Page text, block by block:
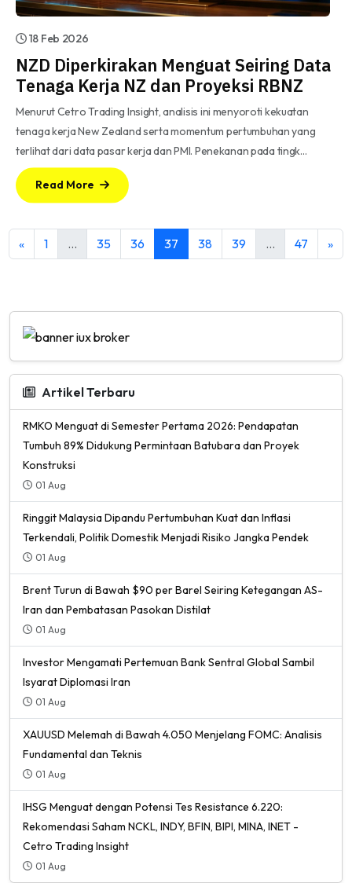
18 Feb 2026
NZD Diperkirakan Menguat Seiring Data
Tenaga Kerja NZ dan Proyeksi RBNZ
Menurut Cetro Trading Insight, analisis ini menyoroti kekuatan
tenaga kerja New Zealand serta momentum pertumbuhan yang
terlihat dari data pasar kerja dan PMI. Penekanan pada tingk…
Read More
« 1 … 35 36 37 38 39 … 47 »
Artikel Terbaru
RMKO Menguat di Semester Pertama 2026: Pendapatan
Tumbuh 89% Didukung Permintaan Batubara dan Proyek
Konstruksi
01 Aug
Ringgit Malaysia Dipandu Pertumbuhan Kuat dan Inflasi
Terkendali, Politik Domestik Menjadi Risiko Jangka Pendek
01 Aug
Brent Turun di Bawah $90 per Barel Seiring Ketegangan AS-
Iran dan Pembatasan Pasokan Distilat
01 Aug
Investor Mengamati Pertemuan Bank Sentral Global Sambil
Isyarat Diplomasi Iran
01 Aug
XAUUSD Melemah di Bawah 4.050 Menjelang FOMC: Analisis
Fundamental dan Teknis
01 Aug
IHSG Menguat dengan Potensi Tes Resistance 6.220:
Rekomendasi Saham NCKL, INDY, BFIN, BIPI, MINA, INET -
Cetro Trading Insight
01 Aug